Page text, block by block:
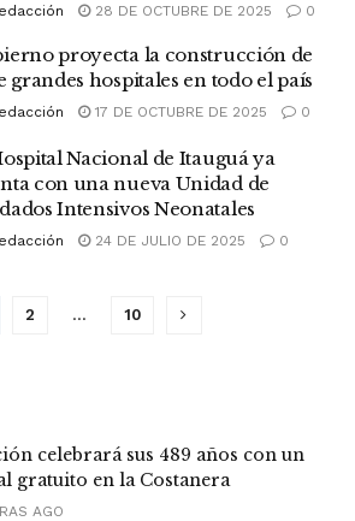
28 DE OCTUBRE DE 2025 0
proyecta la construcción de
grandes hospitales en todo el país
17 DE OCTUBRE DE 2025 0
Nacional de Itauguá ya
con una nueva Unidad de
Intensivos Neonatales
24 DE JULIO DE 2025 0
2 … 10
celebrará sus 489 años con un
gratuito en la Costanera
AGO